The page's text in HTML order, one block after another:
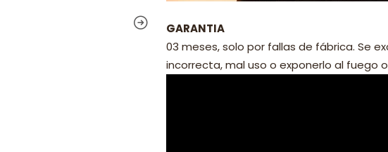
GARANTIA
03 meses, solo por fallas de fábrica. Se
incorrecta, mal uso o exponerlo al fuego